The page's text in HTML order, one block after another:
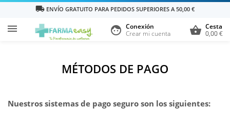
local_shipping ENVÍO GRATUITO PARA PEDIDOS SUPERIORES A 50,00 €
 shopping_basket Cesta
0,00 €
face Conexión
Crear mi cuenta
MÉTODOS DE PAGO
Nuestros sistemas de pago seguro son los siguientes: